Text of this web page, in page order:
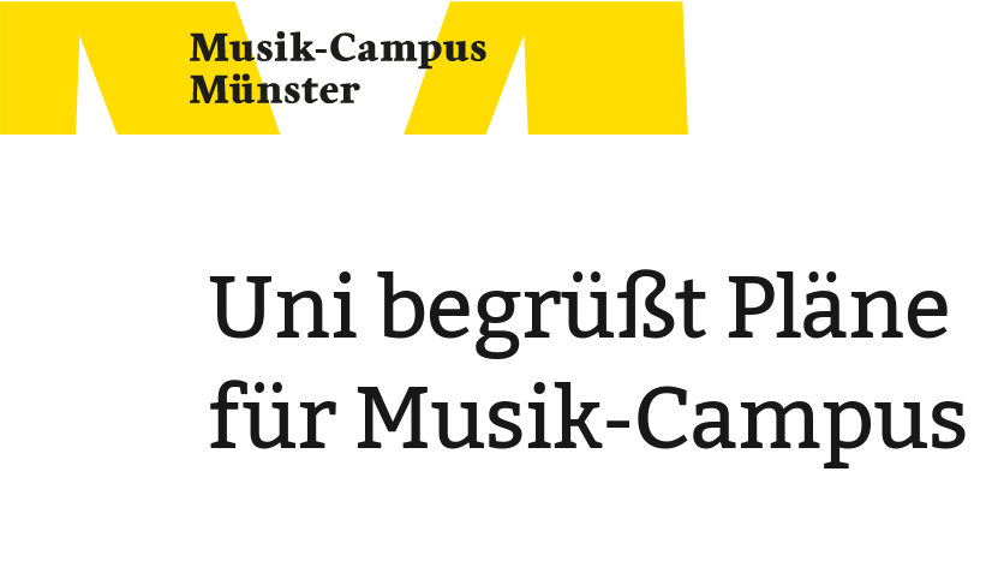
Uni begrüßt Pläne
für Musik-Campus